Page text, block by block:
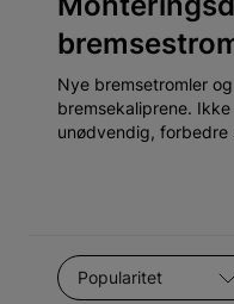
Nye bremsetromler
bremsekaliprene.
unødvendig, forbedre
for at bilen stopper
Sorter etter